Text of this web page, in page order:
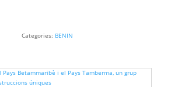
Categories: BENIN